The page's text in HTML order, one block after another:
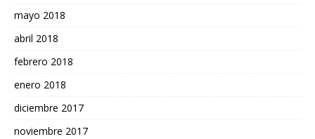
mayo 2018
abril 2018
febrero 2018
enero 2018
diciembre 2017
noviembre 2017